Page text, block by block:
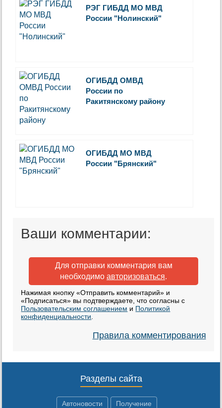
РЭГ ГИБДД МО МВД
России "Нолинский"
ОГИБДД ОМВД
России по
Ракитянскому району
ОГИБДД МО МВД
России "Брянский"
Ваши комментарии:
Для отправки комментария вам
необходимо авторизоваться.
Нажимая кнопку «Отправить комментарий» и
«Подписаться» вы подтверждаете, что согласны с
Пользовательским соглашением и Политикой
конфиденциальности
Правила комментирования
Разделы сайта
Автоновости Получение